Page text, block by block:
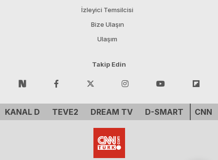
İzleyici Temsilcisi
Bize Ulaşın
Ulaşım
Takip Edin
KANAL D TEVE2 DREAM TV D-SMART CNN